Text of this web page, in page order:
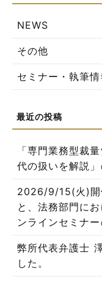
NEWS
その他
セミナー・執筆情
「専門業務型裁
代の扱いを解説」
2026/9/15(火)開
と、法務部門に
ンラインセミナ
弊所代表弁護士
した。